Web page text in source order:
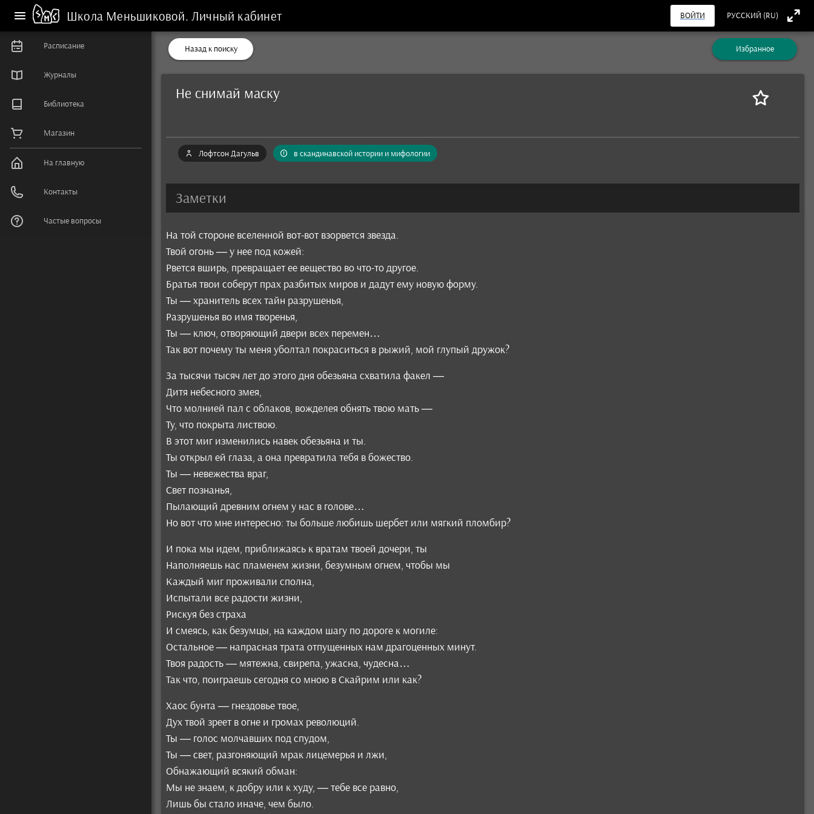
Школа Меньшиковой. Личный кабинет ВОЙТИ РУССКИЙ (RU)
Расписание
Журналы
Библиотека
Магазин
На главную
Контакты
Частые вопросы
Назад к поиску Избранное
Не снимай маску
Лофтсон Дагульв в скандинавской истории и мифологии
Заметки
На той стороне вселенной вот-вот взорвется звезда.
Твой огонь — у нее под кожей:
Рвется вширь, превращает ее вещество во что-то другое.
Братья твои соберут прах разбитых миров и дадут ему новую форму.
Ты — хранитель всех тайн разрушенья,
Разрушенья во имя творенья,
Ты — ключ, отворяющий двери всех перемен…
Так вот почему ты меня уболтал покраситься в рыжий, мой глупый дружок?
За тысячи тысяч лет до этого дня обезьяна схватила факел —
Дитя небесного змея,
Что молнией пал с облаков, вожделея обнять твою мать —
Ту, что покрыта листвою.
В этот миг изменились навек обезьяна и ты.
Ты открыл ей глаза, а она превратила тебя в божество.
Ты — невежества враг,
Свет познанья,
Пылающий древним огнем у нас в голове…
Но вот что мне интересно: ты больше любишь шербет или мягкий пломбир?
И пока мы идем, приближаясь к вратам твоей дочери, ты
Наполняешь нас пламенем жизни, безумным огнем, чтобы мы
Каждый миг проживали сполна,
Испытали все радости жизни,
Рискуя без страха
И смеясь, как безумцы, на каждом шагу по дороге к могиле:
Остальное — напрасная трата отпущенных нам драгоценных минут.
Твоя радость — мятежна, свирепа, ужасна, чудесна…
Так что, поиграешь сегодня со мною в Скайрим или как?
Хаос бунта — гнездовье твое,
Дух твой зреет в огне и громах революций.
Ты — голос молчавших под спудом,
Ты — свет, разгоняющий мрак лицемерья и лжи,
Обнажающий всякий обман:
Мы не знаем, к добру или к худу, — тебе все равно,
Лишь бы стало иначе, чем было.